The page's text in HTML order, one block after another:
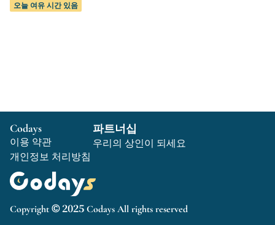
오늘 여유 시간 있음
Copyright © 2025 Codays All rights reserved
Codays
이용 약관
개인정보 처리방침
파트너십
우리의 상인이 되세요